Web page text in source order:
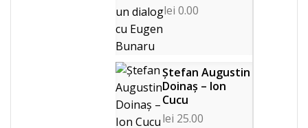
lei 0.00
Ștefan Augustin
Doinaș – Ion
Cucu
lei 25.00